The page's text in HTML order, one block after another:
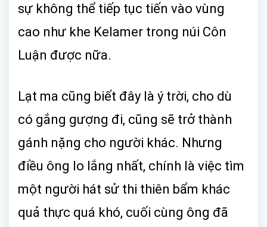
sự không thể tiếp tục tiến vào vùng
cao như khe Kelamer trong núi Côn
Luận được nữa.
Lạt ma cũng biết đây là ý trời, cho dù
có gắng gượng đi, cũng sẽ trở thành
gánh nặng cho người khác. Nhưng
điều ông lo lắng nhất, chính là việc tìm
một người hát sử thi thiên bẩm khác
quả thực quá khó, cuối cùng ông đã